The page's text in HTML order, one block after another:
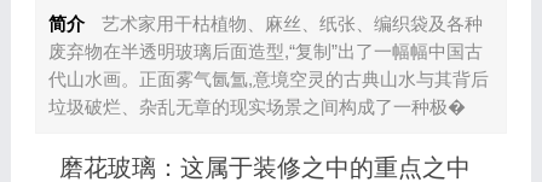
简介
艺术家用干枯植物、麻丝、纸张、编织袋及各种
废弃物在半透明玻璃后面造型,“复制”出了一幅幅中国古
代山水画。正面雾气氤氲,意境空灵的古典山水与其背后
垃圾破烂、杂乱无章的现实场景之间构成了一种极�
磨花玻璃：这属于装修之中的重点之中